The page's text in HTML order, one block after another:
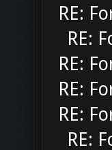
RE:
RE:
RE:
RE:
RE:
RE: